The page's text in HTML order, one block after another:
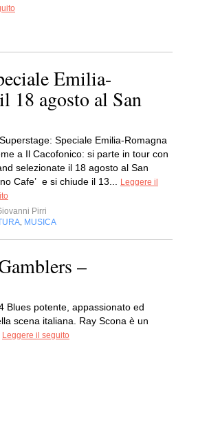
Emilia-
18 agosto al San
Speciale Emilia-Romagna
a Il Cacofonico: si parte in tour con
selezionate il 18 agosto al San
Cafe’ e si chiude il 13...
Leggere il
Pirri
MUSICA
–
Blues potente, appassionato ed
scena italiana. Ray Scona è un
Leggere il seguito